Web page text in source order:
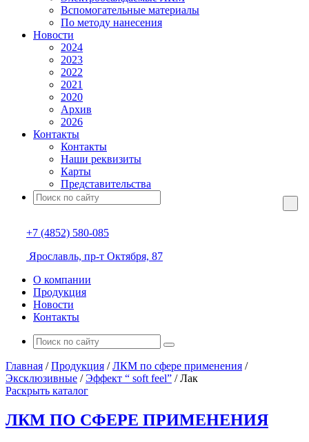
Вспомогательные материалы
По методу нанесения
Новости
2024
2023
2022
2021
2020
Архив
2026
Контакты
Контакты
Наши реквизиты
Карты
Представительства
+7 (4852) 580-085
Ярославль, пр-т Октября, 87
О компании
Продукция
Новости
Контакты
Главная /Продукция /ЛКМ по сфере применения /
Эксклюзивные /Эффект “ soft feel” /Лак
Раскрыть каталог
ЛКМ ПО СФЕРЕ ПРИМЕНЕНИЯ